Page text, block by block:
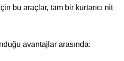
bu araçlar, tam bir kurtarıcı nit
avantajlar arasında: